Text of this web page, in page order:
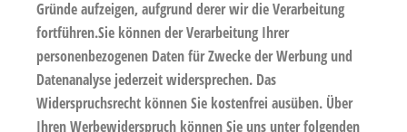
Gründe aufzeigen, aufgrund derer wir die Verarbeitung
fortführen.Sie können der Verarbeitung Ihrer
personenbezogenen Daten für Zwecke der Werbung und
Datenanalyse jederzeit widersprechen. Das
Widerspruchsrecht können Sie kostenfrei ausüben. Über
Ihren Werbewiderspruch können Sie uns unter folgenden